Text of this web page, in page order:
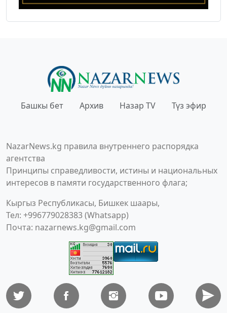
Башкы бет Архив Назар TV Түз эфир
NazarNews.kg правила внутреннего распорядка
агентства
Принципы справедливости, истины и национальных
интересов в памяти государственного флага;
Кыргыз Республикасы, Бишкек шаары,
Тел: +996779028383 (Whatsapp)
Почта: nazarnews.kg@gmail.com